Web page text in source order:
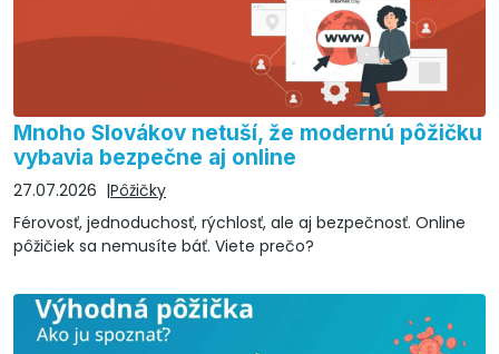
Mnoho Slovákov netuší, že modernú pôžičku
vybavia bezpečne aj online
27.07.2026
Pôžičky
Férovosť, jednoduchosť, rýchlosť, ale aj bezpečnosť. Online
pôžičiek sa nemusíte báť. Viete prečo?